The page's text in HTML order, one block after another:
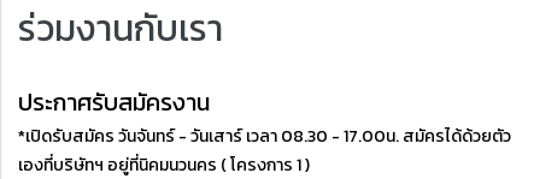
ร่วมงานกับเรา
ประกาศรับสมัครงาน
*เปิดรับสมัคร วันจันทร์ - วันเสาร์ เวลา 08.30 - 17.00น. สมัครได้ด้วยตัว
เองที่บริษัทฯ อยู่ที่นิคมนวนคร ( โครงการ 1 )